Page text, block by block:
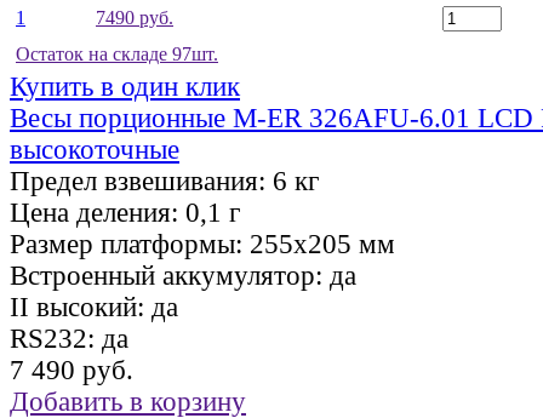
1
7490 руб.
Остаток на складе 97шт.
Купить в один клик
Весы порционные M-ER 326AFU-6.01 LCD
высокоточные
Предел взвешивания: 6 кг
Цена деления: 0,1 г
Размер платформы: 255х205 мм
Встроенный аккумулятор: да
II высокий: да
RS232: да
7 490 руб.
Добавить в корзину